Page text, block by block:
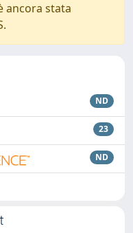
ancora stata
ND
23
ND